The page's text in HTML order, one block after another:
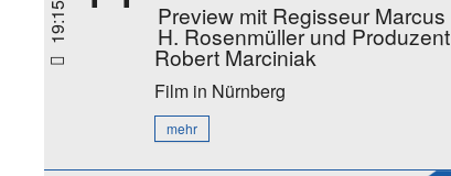
Preview mit Regisseur Marcus
H. Rosenmüller und Produzent
Robert Marciniak
Film in Nürnberg
mehr